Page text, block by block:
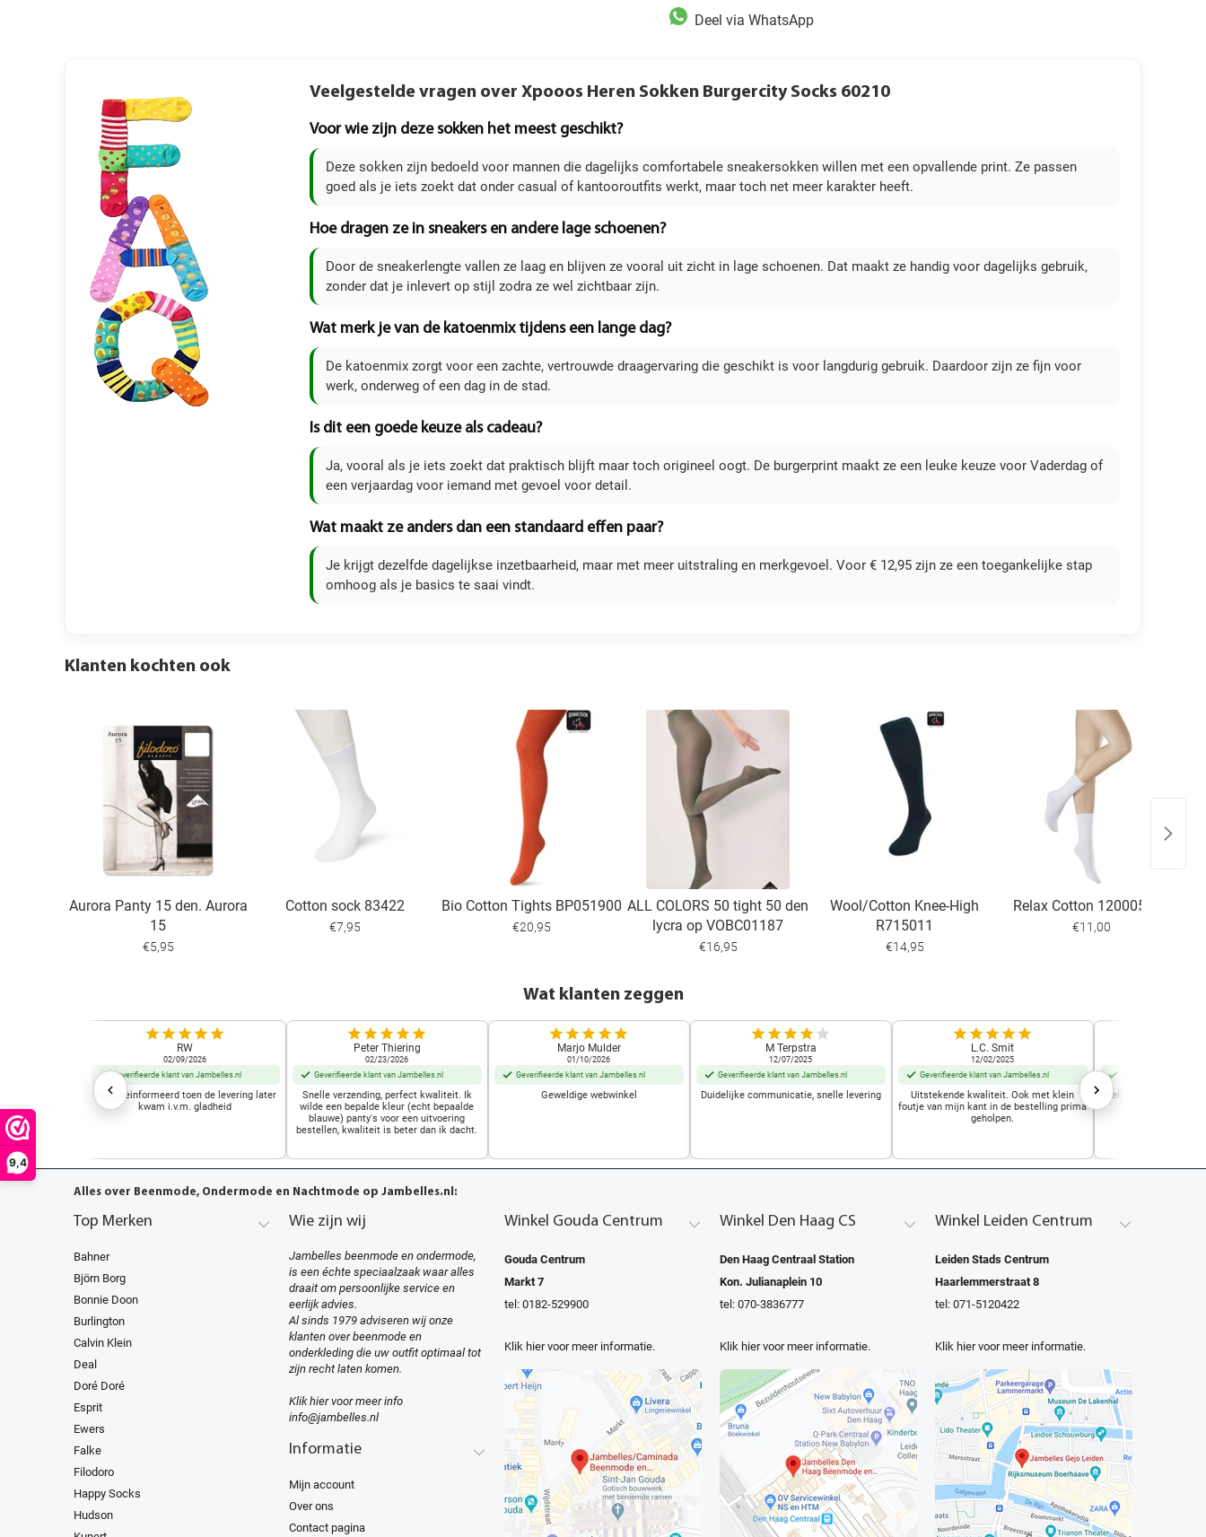
9,4
Deel via WhatsApp
Veelgestelde vragen over Xpooos Heren Sokken Burgercity Socks 60210
Voor wie zijn deze sokken het meest geschikt?
Deze sokken zijn bedoeld voor mannen die dagelijks comfortabele sneakersokken willen met een opvallende print. Ze passen
goed als je iets zoekt dat onder casual of kantooroutfits werkt, maar toch net meer karakter heeft.
Hoe dragen ze in sneakers en andere lage schoenen?
Door de sneakerlengte vallen ze laag en blijven ze vooral uit zicht in lage schoenen. Dat maakt ze handig voor dagelijks gebruik,
zonder dat je inlevert op stijl zodra ze wel zichtbaar zijn.
Wat merk je van de katoenmix tijdens een lange dag?
De katoenmix zorgt voor een zachte, vertrouwde draagervaring die geschikt is voor langdurig gebruik. Daardoor zijn ze fijn voor
werk, onderweg of een dag in de stad.
Is dit een goede keuze als cadeau?
Ja, vooral als je iets zoekt dat praktisch blijft maar toch origineel oogt. De burgerprint maakt ze een leuke keuze voor Vaderdag of
een verjaardag voor iemand met gevoel voor detail.
Wat maakt ze anders dan een standaard effen paar?
Je krijgt dezelfde dagelijkse inzetbaarheid, maar met meer uitstraling en merkgevoel. Voor € 12,95 zijn ze een toegankelijke stap
omhoog als je basics te saai vindt.
Klanten kochten ook
Aurora Panty 15 den. Aurora
15
€5,95
Cotton sock 83422
€7,95
Bio Cotton Tights BP051900
€20,95
ALL COLORS 50 tight 50 den
lycra op VOBC01187
€16,95
Wool/Cotton Knee-High
R715011
€14,95
Relax Cotton 120005120
€11,00
Wat klanten zeggen
RW
02/09/2026
Geverifieerde klant van Jambelles.nl
Goed geinformeerd toen de levering later
kwam i.v.m. gladheid
Peter Thiering
02/23/2026
Geverifieerde klant van Jambelles.nl
Snelle verzending, perfect kwaliteit. Ik
wilde een bepalde kleur (echt bepaalde
blauwe) panty's voor een uitvoering
bestellen, kwaliteit is beter dan ik dacht.
Marjo Mulder
01/10/2026
Geverifieerde klant van Jambelles.nl
Geweldige webwinkel
M Terpstra
12/07/2025
Geverifieerde klant van Jambelles.nl
Duidelijke communicatie, snelle levering
L.C. Smit
12/02/2025
Geverifieerde klant van Jambelles.nl
Uitstekende kwaliteit. Ook met klein
foutje van mijn kant in de bestelling prima
geholpen.
snelle leering
Alles over Beenmode, Ondermode en Nachtmode op Jambelles.nl:
Top Merken
Bahner
Björn Borg
Bonnie Doon
Burlington
Calvin Klein
Deal
Doré Doré
Esprit
Ewers
Falke
Filodoro
Happy Socks
Hudson
Wie zijn wij
Jambelles beenmode en ondermode,
is een échte speciaalzaak waar alles
draait om persoonlijke service en
eerlijk advies.
Al sinds 1979 adviseren wij onze
klanten over beenmode en
onderkleding die uw outfit optimaal tot
zijn recht laten komen.
Klik hier voor meer info
info@jambelles.nl
Informatie
Mijn account
Over ons
Contact pagina
Winkel Gouda Centrum
Gouda Centrum
Markt 7
tel: 0182-529900
Klik hier voor meer informatie.
Winkel Den Haag CS
Den Haag Centraal Station
Kon. Julianaplein 10
tel: 070-3836777
Klik hier voor meer informatie.
Winkel Leiden Centrum
Leiden Stads Centrum
Haarlemmerstraat 8
tel: 071-5120422
Klik hier voor meer informatie.